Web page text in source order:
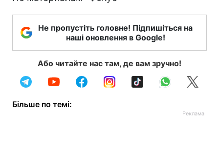
Не пропустіть головне! Підпишіться на
наші оновлення в Google!
Або читайте нас там, де вам зручно!
Більше по темі: